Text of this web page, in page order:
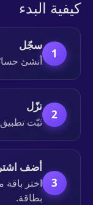
كيفية البدء
1
سجّل
أنشئ
2
نزّل
ثبّت تطبيق VolnaLink لجهازك.
3
أضف
بطاقة.